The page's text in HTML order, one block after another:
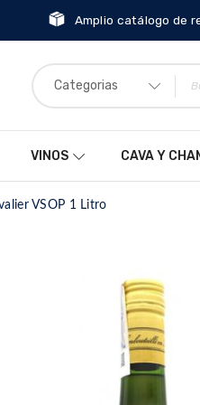
Amplio catálogo de
Categorias
VINOS CAVA Y
VSOP 1 Litro